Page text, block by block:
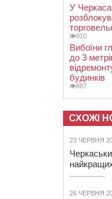
У
910
Вибоїни
до 3
будинків
887
СХОЖІ
23 ЧЕРВНЯ
26 ЧЕРВНЯ